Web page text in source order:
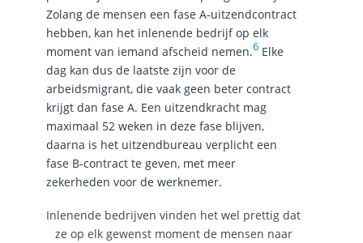
Zolang de mensen een fase A-uitzendcontract
hebben, kan het inlenende bedrijf op elk
moment van iemand afscheid nemen.6Elke
dag kan dus de laatste zijn voor de
arbeidsmigrant, die vaak geen beter contract
krijgt dan fase A. Een uitzendkracht mag
maximaal 52 weken in deze fase blijven,
daarna is het uitzendbureau verplicht een
fase B-contract te geven, met meer
zekerheden voor de werknemer.
Inlenende bedrijven vinden het wel prettig dat
ze op elk gewenst moment de mensen naar